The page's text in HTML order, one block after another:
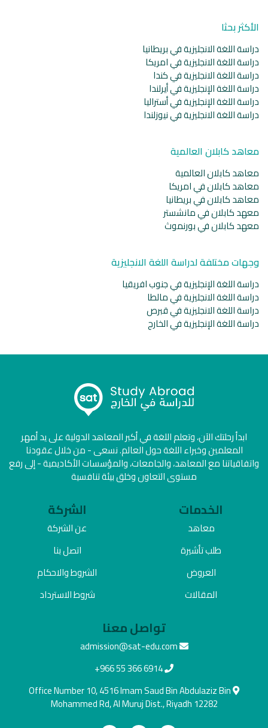
الأكثر بحثا
دراسة اللغة الانجليزية في بريطانيا
دراسة اللغة الانجليزية في امريكا
دراسة اللغة الانجليزية في كندا
دراسة اللغة الإنجليزية في أيرلندا
دراسة اللغة الإنجليزية في أستراليا
دراسة اللغة الانجليزية في نيوزلندا
معاهد كابلان العالمية
معاهد كابلان العالمية
معاهد كابلان في امريكا
معاهد كابلان في بريطانيا
معهد كابلان في مانشستر
معهد كابلان في بورنموث
وجهات مختلفة لدراسة اللغة الانجليزية
دراسة اللغة الإنجليزية في جنوب افريقيا
دراسة اللغة الانجليزية في مالطا
دراسة اللغة الانجليزية في قبرص
دراسة اللغة الإنجليزية في الخارج
ابدأ رحلتك الآن، وتعلم اللغة في أكبر المعاهد الدولية على يد أمهر
المعلمين وخبراء اللغة حول العالم. نسعى - من خلال عقودنا
واتفاقياتنا مع المعاهد، والجامعات، والمؤسسات الأكاديمية - إلى رفع
مستوى التعاون وخلق بيئة تنافسية
الخدمات
معاهد
طلب تأشيرة
العروض
المقالات
الشركة
عن الشركة
اتصل بنا
الشروط والاحكام
شروط الاسترداد
تواصل معنا
admission@sat-edu.com
+966 55 366 6914
Office Number 10, 4516 Imam Saud Bin Abdulaziz Bin
Mohammed Rd, Al Muruj Dist., Riyadh 12282